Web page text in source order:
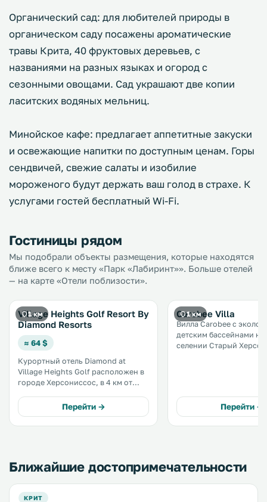
Органический сад: для любителей природы в
органическом саду посажены ароматические
травы Крита, 40 фруктовых деревьев, с
названиями на разных языках и огород с
сезонными овощами. Сад украшают две копии
ласитских водяных мельниц.
Минойское кафе: предлагает аппетитные закуски
и освежающие напитки по доступным ценам. Горы
сендвичей, свежие салаты и изобилие
мороженого будут держать ваш голод в страхе. К
услугами гостей бесплатный Wi-Fi.
Гостиницы рядом
Мы подобрали объекты размещения, которые находятся
ближе всего к месту «Парк «Лабиринт»». Больше отелей
— на карте «Отели поблизости».
1 км
Village Heights Golf Resort By
Diamond Resorts
≈ 64 $
Курортный отель Diamond at
Village Heights Golf расположен в
городе Херсониссос, в 4 км от
гостей спа-салон, теннисный
корт, открытый и крытый бассейн.
На всей территории
Перейти →
1 км
Carobee Villa
Вилла Carobee с
детским бассейнами
селении Старый
расположен в 1,8 км. .
Перейти →
Ближайшие достопримечательности
КРИТ